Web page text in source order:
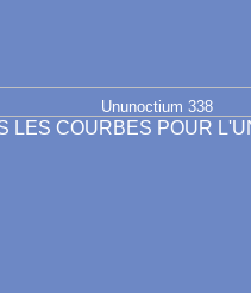
Ununoctium 338